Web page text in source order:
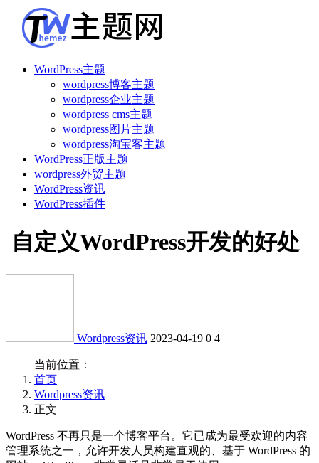
WordPress主题
wordpress博客主题
wordpress企业主题
wordpress cms主题
wordpress图片主题
wordpress淘宝客主题
WordPress正版主题
wordpress外贸主题
WordPress资讯
WordPress插件
自定义WordPress开发的好处
Wordpress资讯 2023-04-19 0 4
当前位置：
首页
Wordpress资讯
正文
WordPress 不再只是一个博客平台。它已成为最受欢迎的内容
管理系统之一，允许开发人员构建直观的、基于 WordPress 的